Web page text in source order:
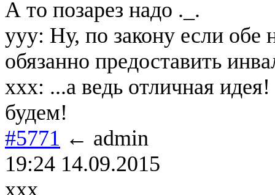
А то позарез надо ._.
yyy: Ну, по закону если обе
обязанно предоставить
xxx: ...а ведь отличная
будем!
#5771 ← admin
19:24 14.09.2015
xxx